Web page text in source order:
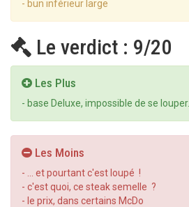
- bun inférieur large
Le verdict : 9/20
Les Plus
- base Deluxe, impossible de se louper...
Les Moins
- ... et pourtant c'est loupé !
- c'est quoi, ce steak semelle ?
- le prix, dans certains McDo